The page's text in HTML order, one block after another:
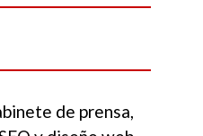
de prensa,